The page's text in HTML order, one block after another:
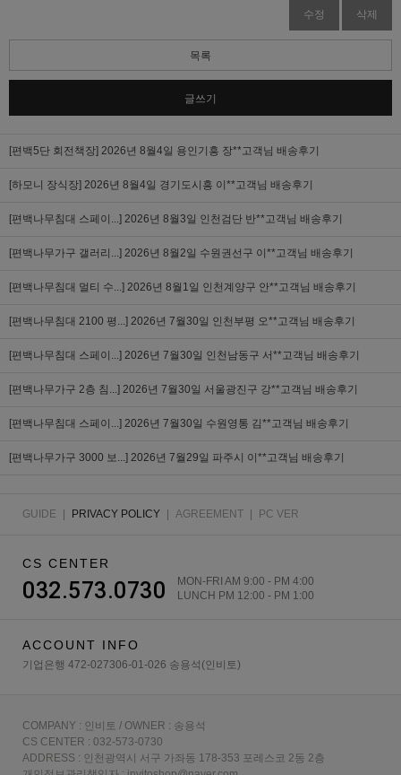
수정 삭제
목록
글쓰기
[편백5단 회전책장] 2026년 8월4일 용인기흥 장**고객님 배송후기
[하모니 장식장] 2026년 8월4일 경기도시흥 이**고객님 배송후기
[편백나무침대 스페이...] 2026년 8월3일 인천검단 반**고객님 배송후기
[편백나무가구 갤러리...] 2026년 8월2일 수원권선구 이**고객님 배송후기
[편백나무침대 멀티 수...] 2026년 8월1일 인천계양구 안**고객님 배송후기
[편백나무침대 2100 평...] 2026년 7월30일 인천부평 오**고객님 배송후기
[편백나무침대 스페이...] 2026년 7월30일 인천남동구 서**고객님 배송후기
[편백나무가구 2층 침...] 2026년 7월30일 서울광진구 강**고객님 배송후기
[편백나무침대 스페이...] 2026년 7월30일 수원영통 김**고객님 배송후기
[편백나무가구 3000 보...] 2026년 7월29일 파주시 이**고객님 배송후기
GUIDE PRIVACY POLICY AGREEMENT PC VER
CS CENTER
032.573.0730
MON-FRI AM 9:00 - PM 4:00
LUNCH PM 12:00 - PM 1:00
ACCOUNT INFO
기업은행 472-027306-01-026 송용석(인비토)
COMPANY : 인비토 / OWNER : 송용석
CS CENTER : 032-573-0730
ADDRESS : 인천광역시 서구 가좌동 178-353 포레스코 2동 2층